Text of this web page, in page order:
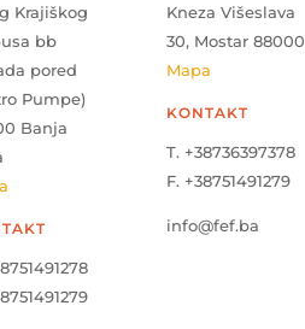
Krajiškog
bb
pored
Pumpe)
Banja
Kneza Višeslava
30, Mostar 88000
Mapa
KONTAKT
T. +38736397378
F. +38751491279
info@fef.ba